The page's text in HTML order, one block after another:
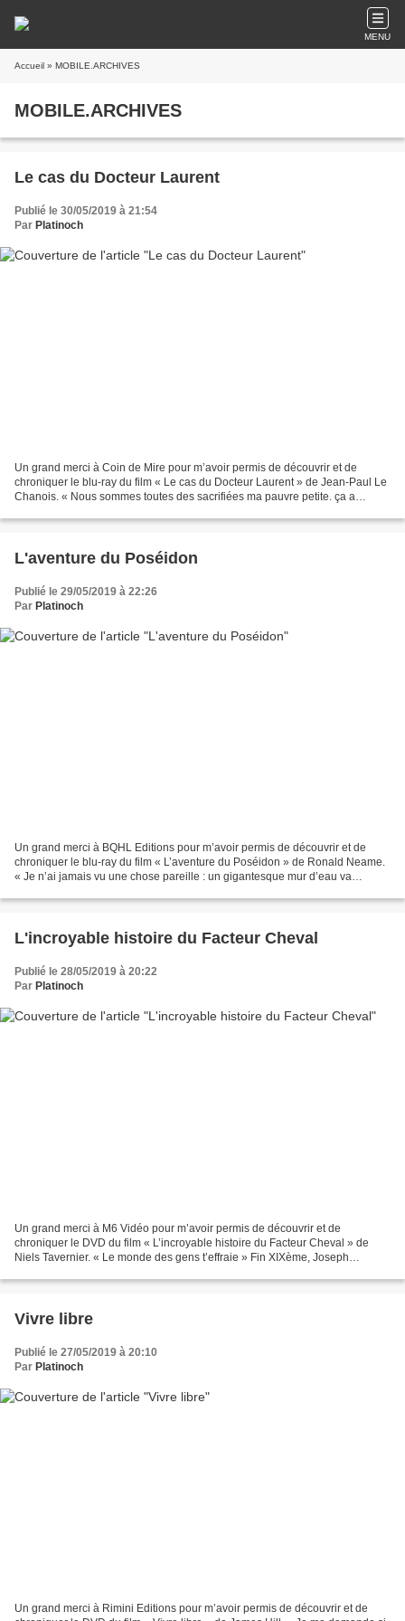
MENU
Accueil » MOBILE.ARCHIVES
MOBILE.ARCHIVES
Le cas du Docteur Laurent
Publié le 30/05/2019 à 21:54
Par Platinoch
Un grand merci à Coin de Mire pour m’avoir permis de découvrir et de
chroniquer le blu-ray du film « Le cas du Docteur Laurent » de Jean-Paul Le
Chanois. « Nous sommes toutes des sacrifiées ma pauvre petite. ça a
L'aventure du Poséidon
Publié le 29/05/2019 à 22:26
Par Platinoch
Un grand merci à BQHL Editions pour m’avoir permis de découvrir et de
chroniquer le blu-ray du film « L’aventure du Poséidon » de Ronald Neame.
« Je n’ai jamais vu une chose pareille : un gigantesque mur d’eau va
L'incroyable histoire du Facteur Cheval
Publié le 28/05/2019 à 20:22
Par Platinoch
Un grand merci à M6 Vidéo pour m’avoir permis de découvrir et de
chroniquer le DVD du film « L’incroyable histoire du Facteur Cheval » de
Niels Tavernier. « Le monde des gens t’effraie » Fin XIXème, Joseph
Vivre libre
Publié le 27/05/2019 à 20:10
Par Platinoch
Un grand merci à Rimini Editions pour m’avoir permis de découvrir et de